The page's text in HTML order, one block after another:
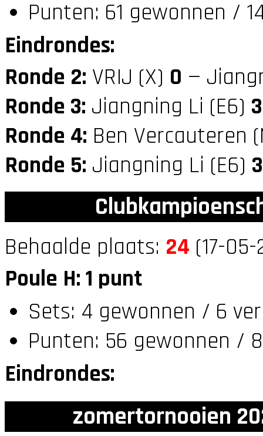
Punten: 61 gewonnen /
Eindrondes:
Ronde 2: VRIJ (X) 0 —
Ronde 3: Jiangning Li (E6) 3
Ronde 4: Ben Vercauteren
Ronde 5: Jiangning Li (E6) 3
Behaalde plaats: 24 (17-
Poule H: 1 punt
Sets: 4 gewonnen / 6
Punten: 56 gewonnen /
Eindrondes:
zomertornooien